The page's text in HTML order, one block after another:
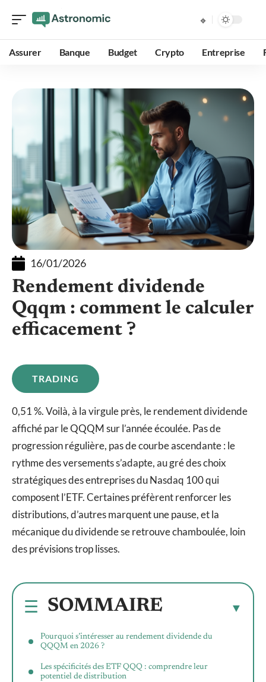
Assurer Banque Budget Crypto Entreprise
16/01/2026
Rendement dividende
Qqqm : comment le calculer
efficacement ?
TRADING
0,51 %. Voilà, à la virgule près, le rendement dividende
affiché par le QQQM sur l’année écoulée. Pas de
progression régulière, pas de courbe ascendante : le
rythme des versements s’adapte, au gré des choix
stratégiques des entreprises du Nasdaq 100 qui
composent l’ETF. Certaines préfèrent renforcer les
distributions, d’autres marquent une pause, et la
mécanique du dividende se retrouve chamboulée, loin
des prévisions trop lisses.
SOMMAIRE
Pourquoi s’intéresser au rendement dividende du
QQQM en 2026 ?
Les spécificités des ETF QQQ : comprendre leur
potentiel de distribution